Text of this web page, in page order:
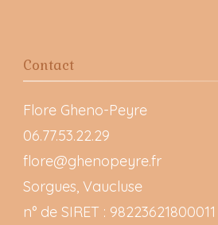
Contact
Flore Gheno-Peyre
06.77.53.22.29
flore@ghenopeyre.fr
Sorgues, Vaucluse
n° de SIRET : 98223621800011